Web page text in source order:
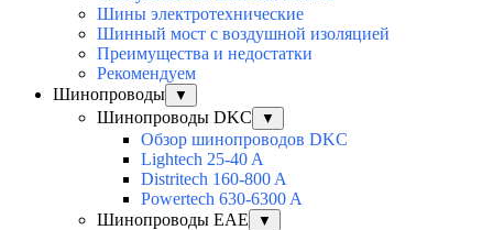
Шины электротехнические
Шинный мост с воздушной изоляцией
Преимущества и недостатки
Рекомендуем
Шинопроводы
▼
Шинопроводы DKC ▼
Обзор шинопроводов DKC
Lightech 25-40 A
Distritech 160-800 A
Powertech 630-6300 A
Шинопроводы EAE
▼